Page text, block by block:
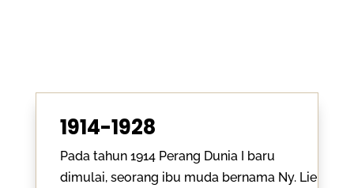
1914-1928
Pada tahun 1914 Perang Dunia I baru
dimulai, seorang ibu muda bernama Ny. Lie